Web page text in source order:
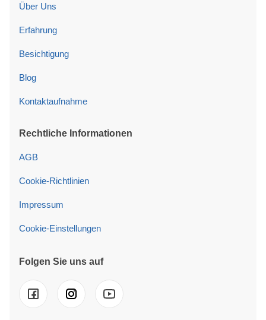
Über Uns
Erfahrung
Besichtigung
Blog
Kontaktaufnahme
Rechtliche Informationen
AGB
Cookie-Richtlinien
Impressum
Cookie-Einstellungen
Folgen Sie uns auf